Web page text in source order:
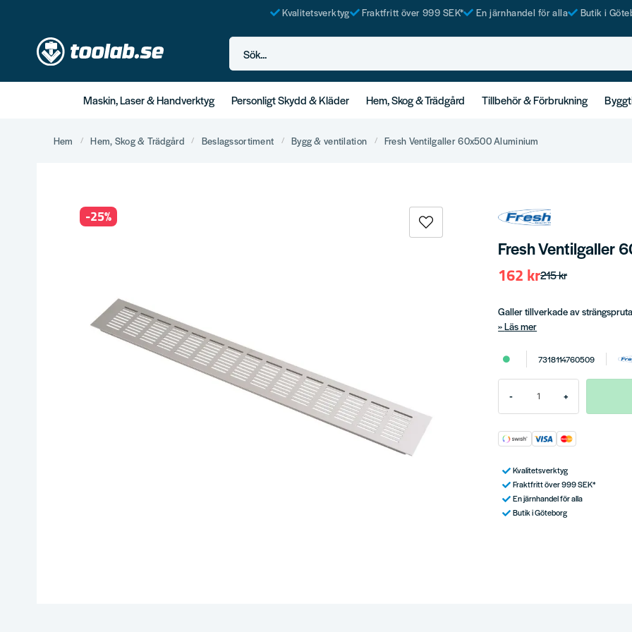
Kvalitetsverktyg Fraktfritt över 999 SEK* En järnhandel för alla Butik i
Sök...
Maskin, Laser & Handverktyg Personligt Skydd & Kläder Hem, Skog & Trädgård Tillbehör & Förbrukning
Hem Hem, Skog & Trädgård Beslagssortiment Bygg & ventilation Fresh Ventilgaller 60x500 Aluminium
-25%
Fresh Ventilgaller
215 kr
162 kr
Galler tillverkade av
Läs mer
7318114760509
- +
Kvalitetsverktyg
Fraktfritt över 999 SEK*
En järnhandel för alla
Butik i Göteborg